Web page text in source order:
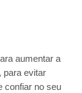
aumentar a
para evitar
confiar no seu